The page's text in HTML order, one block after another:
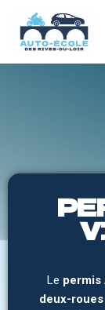
Le permis
deux-